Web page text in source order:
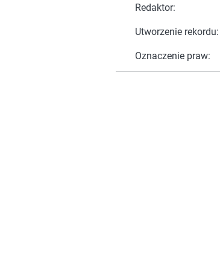
Redaktor:
Utworzenie rekordu:
Oznaczenie praw: